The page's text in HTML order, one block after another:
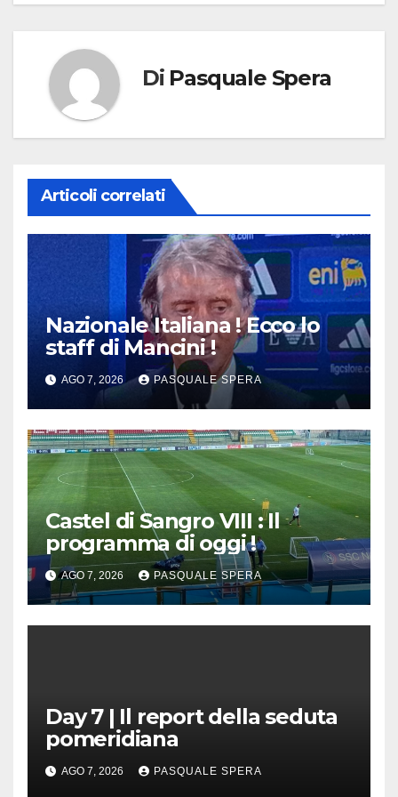
Di Pasquale Spera
Articoli correlati
Nazionale Italiana ! Ecco lo
staff di Mancini !
AGO 7, 2026 PASQUALE SPERA
Castel di Sangro VIII : Il
programma di oggi !
AGO 7, 2026 PASQUALE SPERA
Day 7 | Il report della seduta
pomeridiana
AGO 7, 2026 PASQUALE SPERA